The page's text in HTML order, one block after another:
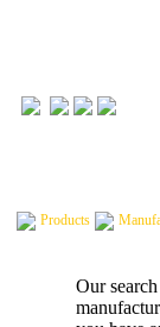
Products
Our